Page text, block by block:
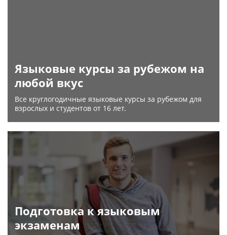
Языковые курсы за рубежом на
любой вкус
Все круглогодичные языковые курсы за рубежом для
взрослых и студентов от 16 лет.
Подготовка к языковым
экзаменам